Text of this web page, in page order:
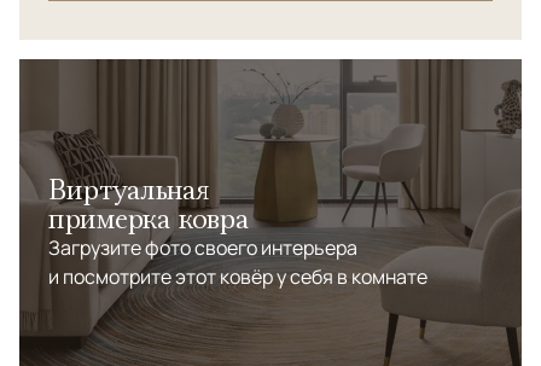
Виртуальная
примерка ковра
Загрузите фото своего интерьера
и посмотрите этот ковёр у себя в комнате